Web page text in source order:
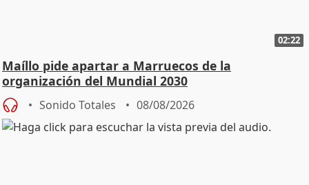
02:22
Maíllo pide apartar a Marruecos de la
organización del Mundial 2030
Sonido Totales 08/08/2026